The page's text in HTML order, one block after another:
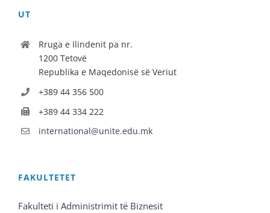
UT
Rruga e Ilindenit pa nr.
1200 Tetovë
Republika e Maqedonisë së Veriut
+389 44 356 500
+389 44 334 222
international@unite.edu.mk
FAKULTETET
Fakulteti i Administrimit të Biznesit